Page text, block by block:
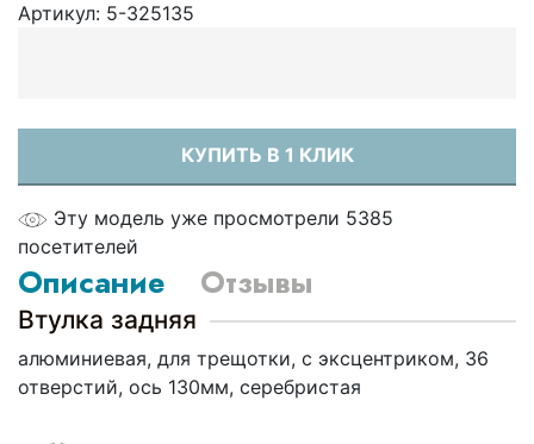
Артикул: 5-325135
КУПИТЬ В 1 КЛИК
Эту модель уже просмотрели 5385
посетителей
Описание Отзывы
Втулка задняя
алюминиевая, для трещотки, с эксцентриком, 36
отверстий, ось 130мм, серебристая